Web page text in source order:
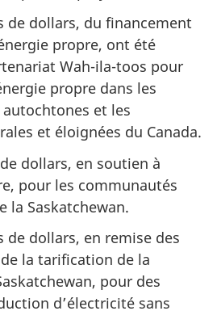
dollars, du financement
propre, ont été
Wah-ila-toos pour
propre dans les
et les
et éloignées du Canada.
dollars, en soutien à
pour les communautés
la Saskatchewan.
dollars, en remise des
la tarification de la
pour des
d’électricité sans